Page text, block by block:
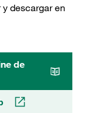
descargar en
de